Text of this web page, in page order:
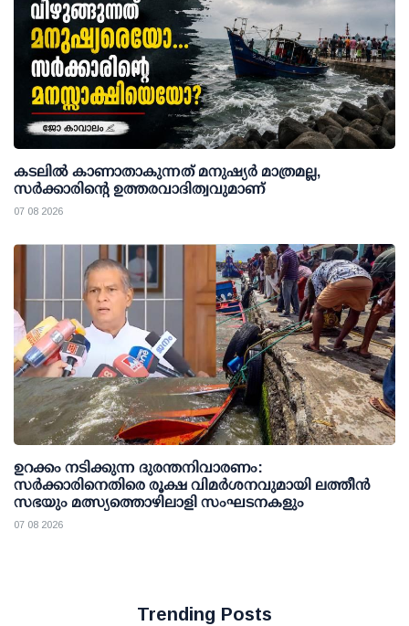
കടലിൽ കാണാതാകുന്നത് മനുഷ്യർ മാത്രമല്ല,
സർക്കാരിന്റെ ഉത്തരവാദിത്വവുമാണ്
07 08 2026
ഉറക്കം നടിക്കുന്ന ദുരന്തനിവാരണം:
സര്‍ക്കാരിനെതിരെ രൂക്ഷ വിമര്‍ശനവുമായി ലത്തീന്‍
സഭയും മത്സ്യത്തൊഴിലാളി സംഘടനകളും
07 08 2026
Trending Posts